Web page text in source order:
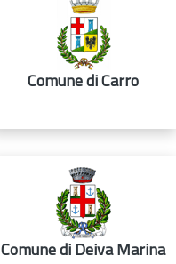
Comune di Carro
Comune di Deiva Marina